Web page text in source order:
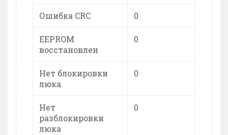
Ошибка CRC 0
EEPROM
восстановлен
0
Нет блокировки
люка
0
Нет
разблокировки
люка
0